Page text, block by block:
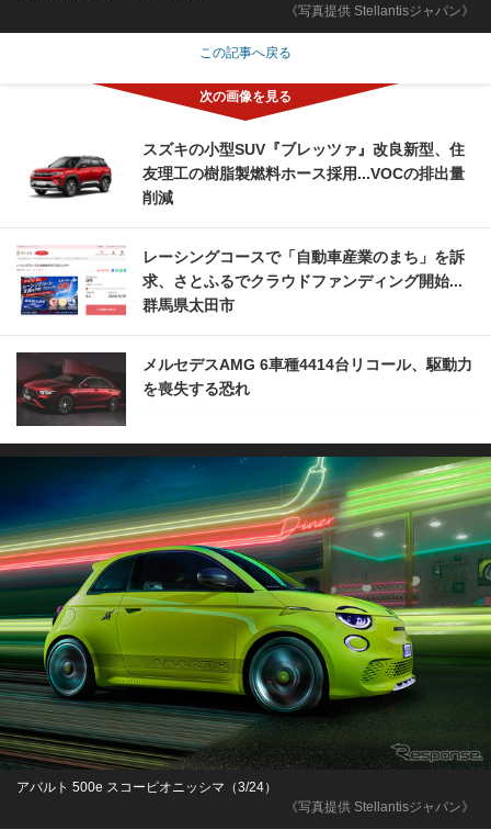
《写真提供 Stellantisジャパン》
この記事へ戻る
スズキの小型SUV『ブレッツァ』改良新型、住
友理工の樹脂製燃料ホース採用...VOCの排出量
削減
レーシングコースで「自動車産業のまち」を訴
求、さとふるでクラウドファンディング開始...
群馬県太田市
メルセデスAMG 6車種4414台リコール、駆動力
を喪失する恐れ
《写真提供 Stellantisジャパン》
アバルト 500e スコーピオニッシマ（3/24）